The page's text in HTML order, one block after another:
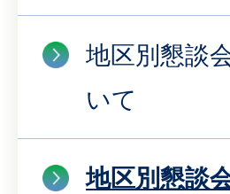
地区別懇談
いて
地区別懇談